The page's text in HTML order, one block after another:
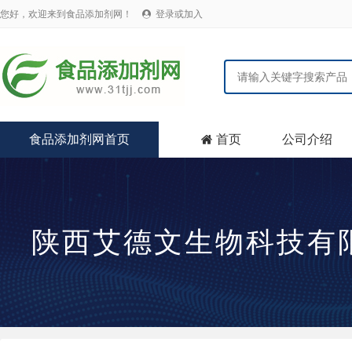
您好，欢迎来到食品添加剂网！  登录或加入
食品添加剂网首页  首页 公司介绍
陕西艾德文生物科技有